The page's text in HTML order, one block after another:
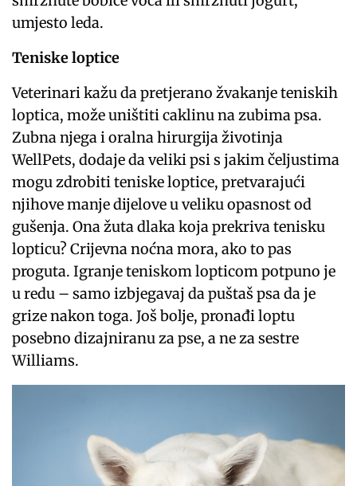
umjesto leda.
Teniske loptice
Veterinari kažu da pretjerano žvakanje teniskih
loptica, može uništiti caklinu na zubima psa.
Zubna njega i oralna hirurgija životinja
WellPets, dodaje da veliki psi s jakim čeljustima
mogu zdrobiti teniske loptice, pretvarajući
njihove manje dijelove u veliku opasnost od
gušenja. Ona žuta dlaka koja prekriva tenisku
lopticu? Crijevna noćna mora, ako to pas
proguta. Igranje teniskom lopticom potpuno je
u redu – samo izbjegavaj da puštaš psa da je
grize nakon toga. Još bolje, pronađi loptu
posebno dizajniranu za pse, a ne za sestre
Williams.